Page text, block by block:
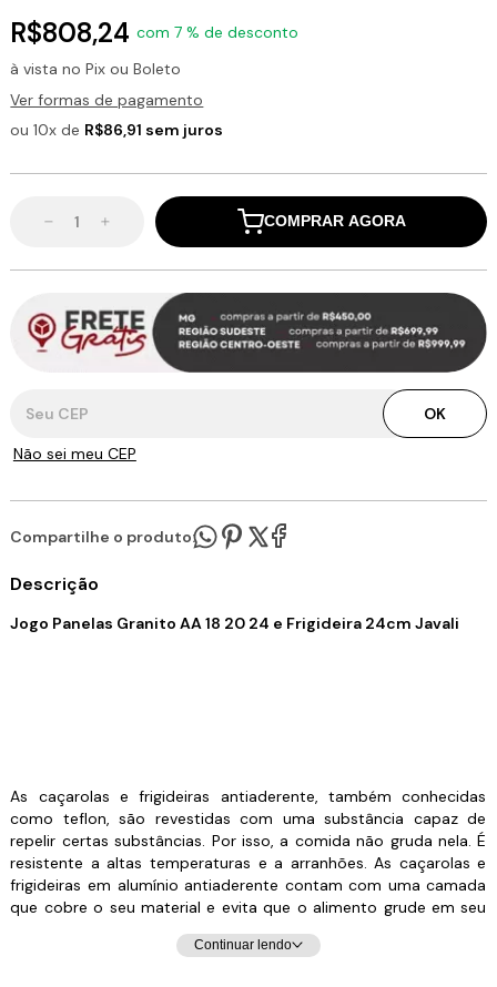
R$808,24 com 7 % de desconto
à vista no Pix ou Boleto
Ver formas de pagamento
ou 10x de R$86,91 sem juros
COMPRAR AGORA
OK
Não sei meu CEP
Compartilhe o produto:
Descrição
Jogo Panelas Granito AA 18 20 24 e Frigideira 24cm Javali
As caçarolas e frigideiras antiaderente, também conhecidas
como teflon, são revestidas com uma substância capaz de
repelir certas substâncias. Por isso, a comida não gruda nela. É
resistente a altas temperaturas e a arranhões. As caçarolas e
frigideiras em alumínio antiaderente contam com uma camada
que cobre o seu material e evita que o alimento grude em seu
interior. Dessa forma, contribuem para uma culinária saudável,
dispensando o uso excessivo de gordura ou óleos vegetais. Para
Continuar lendo